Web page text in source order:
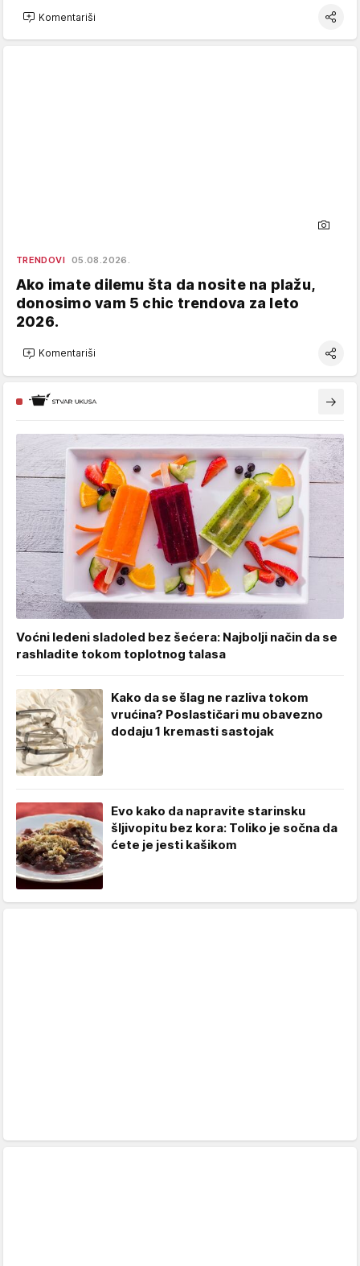
Komentariši
TRENDOVI 05.08.2026.
Ako imate dilemu šta da nosite na plažu,
donosimo vam 5 chic trendova za leto
2026.
Komentariši
Voćni ledeni sladoled bez šećera: Najbolji način da se
rashladite tokom toplotnog talasa
Kako da se šlag ne razliva tokom
vrućina? Poslastičari mu obavezno
dodaju 1 kremasti sastojak
Evo kako da napravite starinsku
šljivopitu bez kora: Toliko je sočna da
ćete je jesti kašikom